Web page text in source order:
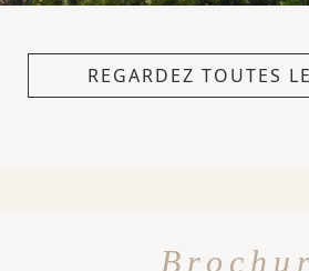
REGARDEZ TOUTES